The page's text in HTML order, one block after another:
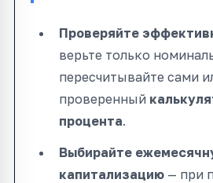
Проверяйте
верьте только
пересчитывайте сами
проверенный
процента.
Выбирайте
капитализацию — при